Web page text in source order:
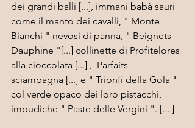
dei grandi balli [...], immani babà sauri
come il manto dei cavalli, " Monte
Bianchi " nevosi di panna, " Beignets
Dauphine "[...] collinette di Profitelores
alla cioccolata [...] ,  Parfaits
sciampagna [...] e " Trionfi della Gola "
col verde opaco dei loro pistacchi,
impudiche " Paste delle Vergini ". [... ]